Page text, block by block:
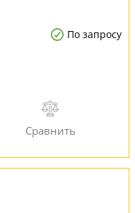
По запросу